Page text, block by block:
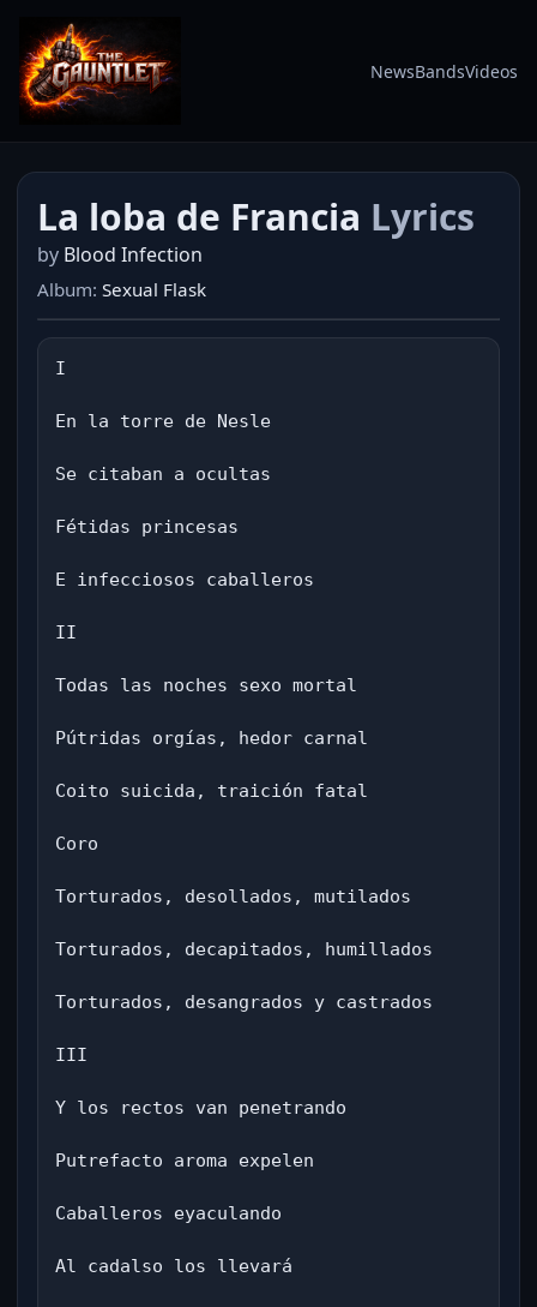
NewsBandsVideos
La loba de Francia Lyrics
by Blood Infection
Album: Sexual Flask
I
En la torre de Nesle
Se citaban a ocultas
Fétidas princesas
E infecciosos caballeros
II
Todas las noches sexo mortal
Pútridas orgías, hedor carnal
Coito suicida, traición fatal
Coro
Torturados, desollados, mutilados
Torturados, decapitados, humillados
Torturados, desangrados y castrados
III
Y los rectos van penetrando
Putrefacto aroma expelen
Caballeros eyaculando
Al cadalso los llevará